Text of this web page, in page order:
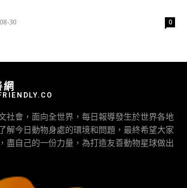
30 0
社會，面向全世界，每日報導發生於世界各地
解今日動物身處的環境和問題，最終希望大家
盡自己的一份力量，為打造友善動物星球做出